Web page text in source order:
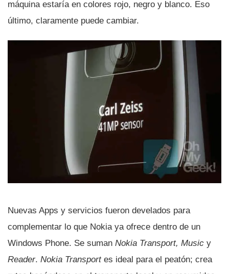
máquina estarí­a en colores rojo, negro y blanco. Eso
último, claramente puede cambiar.
Nuevas Apps y servicios fueron develados para
complementar lo que Nokia ya ofrece dentro de un
Windows Phone. Se suman Nokia Transport, Music y
Reader. Nokia Transportes ideal para el peatón; crea